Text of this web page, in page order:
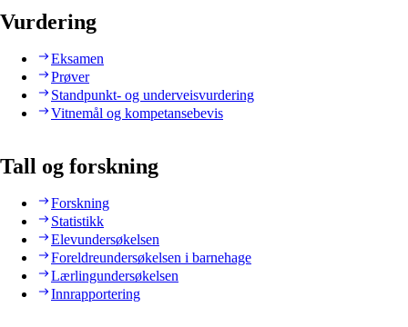
Vurdering
Eksamen
Prøver
Standpunkt- og underveisvurdering
Vitnemål og kompetansebevis
Tall og forskning
Forskning
Statistikk
Elevundersøkelsen
Foreldreundersøkelsen i barnehage
Lærlingundersøkelsen
Innrapportering